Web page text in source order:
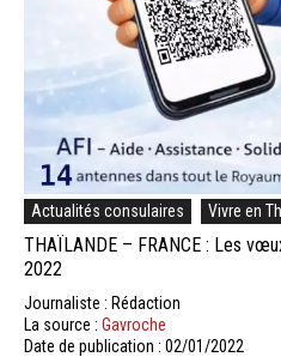
Actualités consulaires Vivre en
THAÏLANDE – FRANCE : Les
2022
Journaliste : Rédaction
La source : Gavroche
Date de publication : 02/01/2022